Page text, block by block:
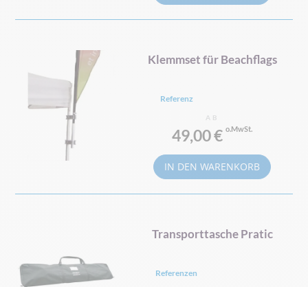
Klemmset für Beachflags
Referenz
AB
49,00 €
IN DEN WARENKORB
Transporttasche Pratic
Referenzen